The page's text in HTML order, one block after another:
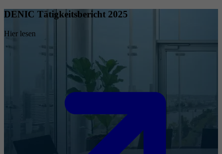
DENIC Tätigkeitsbericht 2025
Hier lesen